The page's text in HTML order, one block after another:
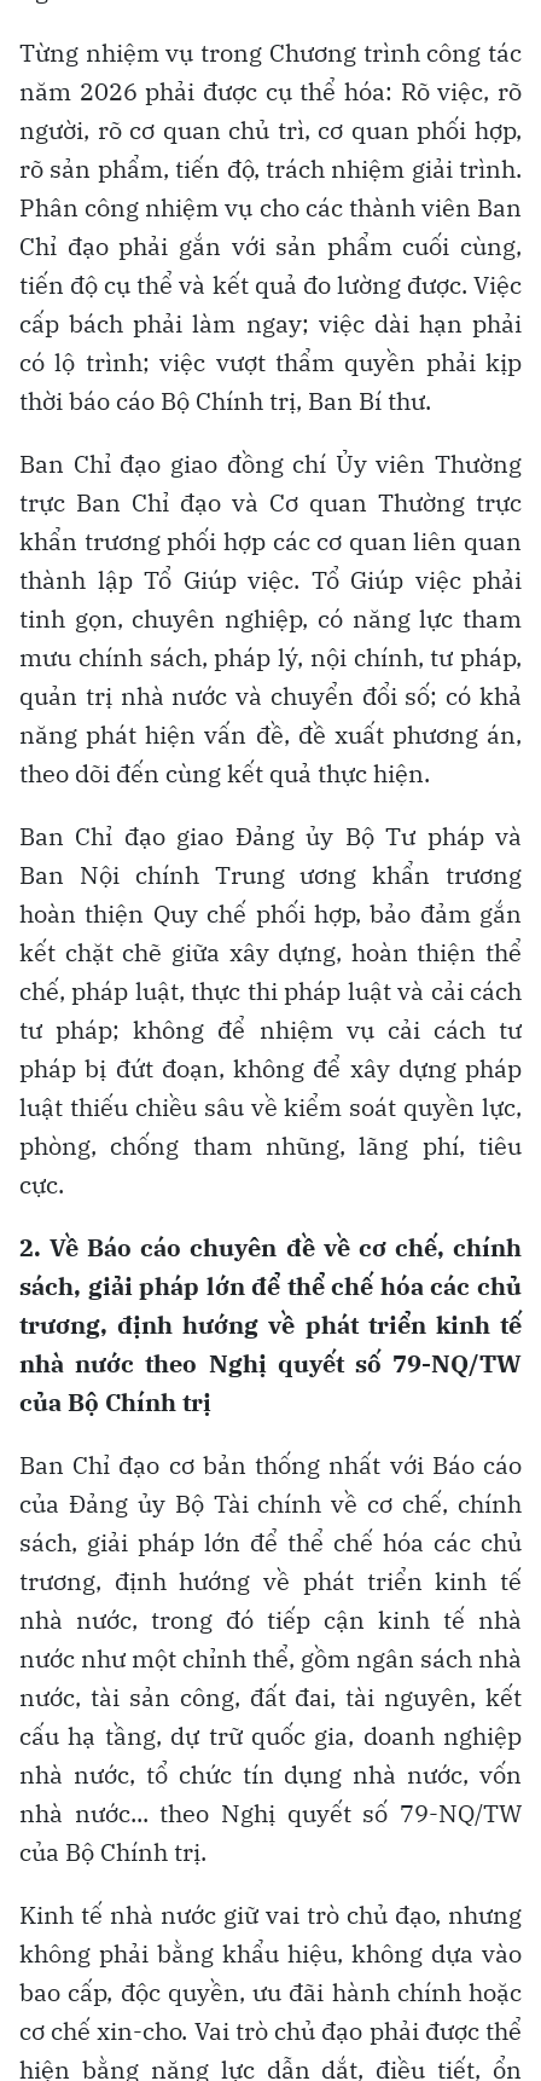
Từng nhiệm vụ trong Chương trình công tác
năm 2026 phải được cụ thể hóa: Rõ việc, rõ
người, rõ cơ quan chủ trì, cơ quan phối hợp,
rõ sản phẩm, tiến độ, trách nhiệm giải trình.
Phân công nhiệm vụ cho các thành viên Ban
Chỉ đạo phải gắn với sản phẩm cuối cùng,
tiến độ cụ thể và kết quả đo lường được. Việc
cấp bách phải làm ngay; việc dài hạn phải
có lộ trình; việc vượt thẩm quyền phải kịp
thời báo cáo Bộ Chính trị, Ban Bí thư.
Ban Chỉ đạo giao đồng chí Ủy viên Thường
trực Ban Chỉ đạo và Cơ quan Thường trực
khẩn trương phối hợp các cơ quan liên quan
thành lập Tổ Giúp việc. Tổ Giúp việc phải
tinh gọn, chuyên nghiệp, có năng lực tham
mưu chính sách, pháp lý, nội chính, tư pháp,
quản trị nhà nước và chuyển đổi số; có khả
năng phát hiện vấn đề, đề xuất phương án,
theo dõi đến cùng kết quả thực hiện.
Ban Chỉ đạo giao Đảng ủy Bộ Tư pháp và
Ban Nội chính Trung ương khẩn trương
hoàn thiện Quy chế phối hợp, bảo đảm gắn
kết chặt chẽ giữa xây dựng, hoàn thiện thể
chế, pháp luật, thực thi pháp luật và cải cách
tư pháp; không để nhiệm vụ cải cách tư
pháp bị đứt đoạn, không để xây dựng pháp
luật thiếu chiều sâu về kiểm soát quyền lực,
phòng, chống tham nhũng, lãng phí, tiêu
cực.
2. Về Báo cáo chuyên đề về cơ chế, chính
sách, giải pháp lớn để thể chế hóa các chủ
trương, định hướng về phát triển kinh tế
nhà nước theo Nghị quyết số 79-NQ/TW
của Bộ Chính trị
Ban Chỉ đạo cơ bản thống nhất với Báo cáo
của Đảng ủy Bộ Tài chính về cơ chế, chính
sách, giải pháp lớn để thể chế hóa các chủ
trương, định hướng về phát triển kinh tế
nhà nước, trong đó tiếp cận kinh tế nhà
nước như một chỉnh thể, gồm ngân sách nhà
nước, tài sản công, đất đai, tài nguyên, kết
cấu hạ tầng, dự trữ quốc gia, doanh nghiệp
nhà nước, tổ chức tín dụng nhà nước, vốn
nhà nước... theo Nghị quyết số 79-NQ/TW
của Bộ Chính trị.
Kinh tế nhà nước giữ vai trò chủ đạo, nhưng
không phải bằng khẩu hiệu, không dựa vào
bao cấp, độc quyền, ưu đãi hành chính hoặc
cơ chế xin-cho. Vai trò chủ đạo phải được thể
hiện bằng năng lực dẫn dắt, điều tiết, ổn